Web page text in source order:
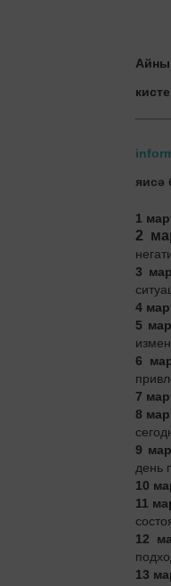
яисә
1
2
3
4
5
6
7
8
9
день
10
11
12
13